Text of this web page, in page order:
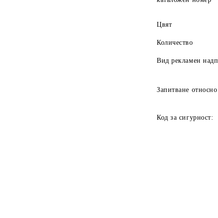
Цвят
Количество
Вид рекламен
Запитване относно
Код за сигурност: